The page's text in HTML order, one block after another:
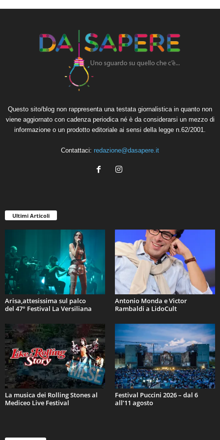
Questo sito/blog non rappresenta una testata giornalistica in quanto non
viene aggiornato con cadenza periodica né è da considerarsi un mezzo di
informazione o un prodotto editoriale ai sensi della legge n.62/2001.
Contattaci: redazione@dasapere.it
Ultimi Articoli
Arisa,attesissima sul palco
del 47° Festival La Versiliana
Antonio Monda e Victor
Rambaldi a LidoCult
La musica dei Rolling Stones al
Mediceo Live Festival
Festival Puccini 2026 – dal 6
all’11 agosto